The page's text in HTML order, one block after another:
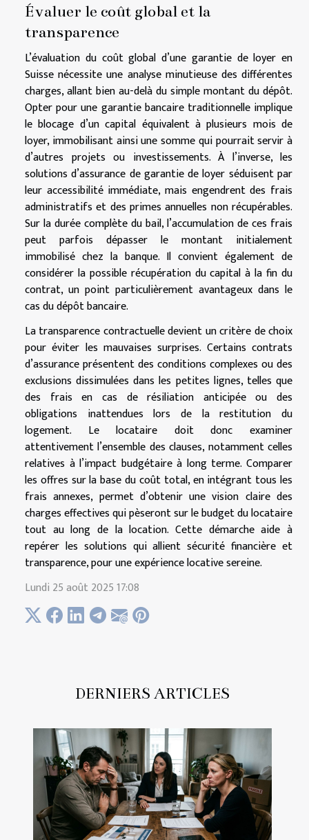
DERNIERS ARTICLES
Évaluer le coût global et la
transparence
L’évaluation du coût global d’une garantie de loyer en
Suisse nécessite une analyse minutieuse des différentes
charges, allant bien au-delà du simple montant du dépôt.
Opter pour une garantie bancaire traditionnelle implique
le blocage d’un capital équivalent à plusieurs mois de
loyer, immobilisant ainsi une somme qui pourrait servir à
d’autres projets ou investissements. À l’inverse, les
solutions d’assurance de garantie de loyer séduisent par
leur accessibilité immédiate, mais engendrent des frais
administratifs et des primes annuelles non récupérables.
Sur la durée complète du bail, l’accumulation de ces frais
peut parfois dépasser le montant initialement
immobilisé chez la banque. Il convient également de
considérer la possible récupération du capital à la fin du
contrat, un point particulièrement avantageux dans le
cas du dépôt bancaire.
La transparence contractuelle devient un critère de choix
pour éviter les mauvaises surprises. Certains contrats
d’assurance présentent des conditions complexes ou des
exclusions dissimulées dans les petites lignes, telles que
des frais en cas de résiliation anticipée ou des
obligations inattendues lors de la restitution du
logement. Le locataire doit donc examiner
attentivement l’ensemble des clauses, notamment celles
relatives à l’impact budgétaire à long terme. Comparer
les offres sur la base du coût total, en intégrant tous les
frais annexes, permet d’obtenir une vision claire des
charges effectives qui pèseront sur le budget du locataire
tout au long de la location. Cette démarche aide à
repérer les solutions qui allient sécurité financière et
transparence, pour une expérience locative sereine.
Lundi 25 août 2025 17:08